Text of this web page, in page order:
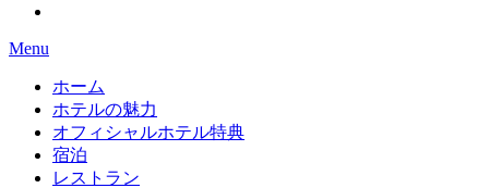
Menu
ホーム
ホテルの魅力
オフィシャルホテル特典
宿泊
レストラン